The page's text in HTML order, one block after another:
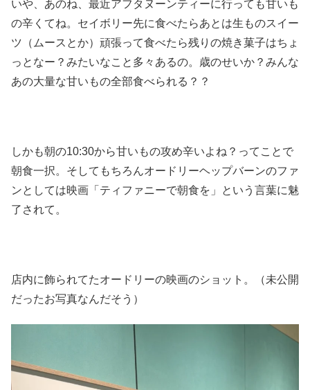
いや、あのね、最近アフタヌーンティーに行っても甘いも
の辛くてね。セイボリー先に食べたらあとは生ものスイー
ツ（ムースとか）頑張って食べたら残りの焼き菓子はちょ
っとなー？みたいなこと多々あるの。歳のせいか？みんな
あの大量な甘いもの全部食べられる？？
しかも朝の10:30から甘いもの攻め辛いよね？ってことで
朝食一択。そしてもちろんオードリーヘップバーンのファ
ンとしては映画「ティファニーで朝食を」という言葉に魅
了されて。
店内に飾られてたオードリーの映画のショット。（未公開
だったお写真なんだそう）